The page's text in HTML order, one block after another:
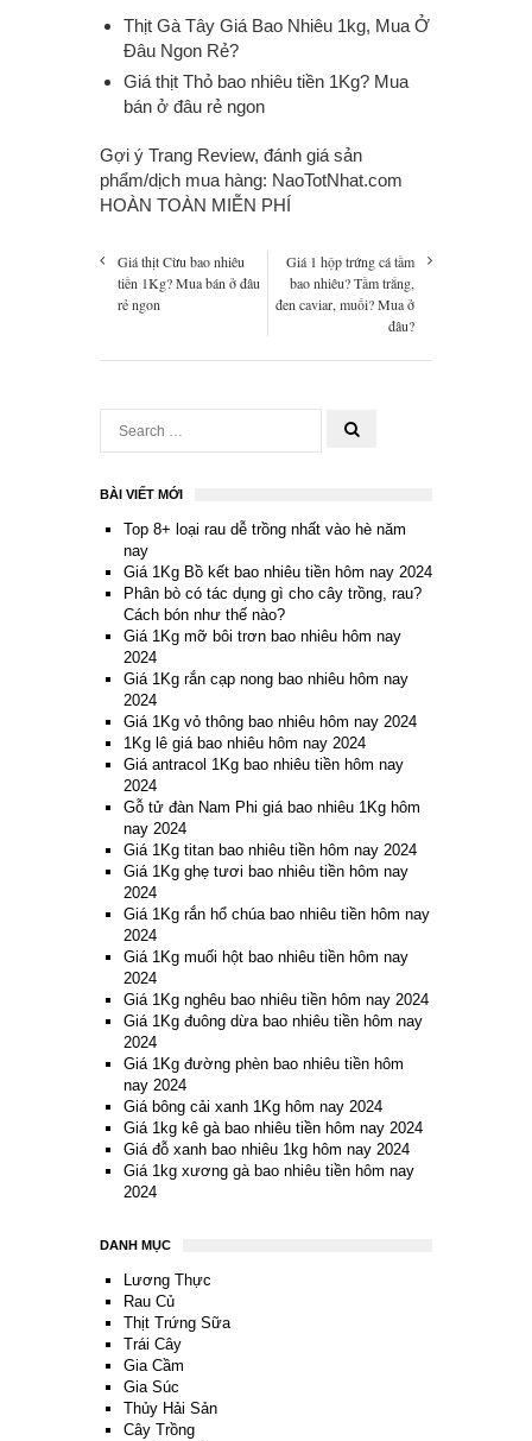
Thịt Gà Tây Giá Bao Nhiêu 1kg, Mua Ở
Đâu Ngon Rẻ?
Giá thịt Thỏ bao nhiêu tiền 1Kg? Mua
bán ở đâu rẻ ngon
Gợi ý Trang Review, đánh giá sản
phẩm/dịch mua hàng: NaoTotNhat.com
HOÀN TOÀN MIỄN PHÍ
Giá thịt Cừu bao nhiêu
tiền 1Kg? Mua bán ở đâu
rẻ ngon
Giá 1 hộp trứng cá tầm
bao nhiêu? Tầm trắng,
đen caviar, muối? Mua ở
đâu?
BÀI VIẾT MỚI
Top 8+ loại rau dễ trồng nhất vào hè năm
nay
Giá 1Kg Bồ kết bao nhiêu tiền hôm nay 2024
Phân bò có tác dụng gì cho cây trồng, rau?
Cách bón như thế nào?
Giá 1Kg mỡ bôi trơn bao nhiêu hôm nay
2024
Giá 1Kg rắn cạp nong bao nhiêu hôm nay
2024
Giá 1Kg vỏ thông bao nhiêu hôm nay 2024
1Kg lê giá bao nhiêu hôm nay 2024
Giá antracol 1Kg bao nhiêu tiền hôm nay
2024
Gỗ tử đàn Nam Phi giá bao nhiêu 1Kg hôm
nay 2024
Giá 1Kg titan bao nhiêu tiền hôm nay 2024
Giá 1Kg ghẹ tươi bao nhiêu tiền hôm nay
2024
Giá 1Kg rắn hổ chúa bao nhiêu tiền hôm nay
2024
Giá 1Kg muối hột bao nhiêu tiền hôm nay
2024
Giá 1Kg nghêu bao nhiêu tiền hôm nay 2024
Giá 1Kg đuông dừa bao nhiêu tiền hôm nay
2024
Giá 1Kg đường phèn bao nhiêu tiền hôm
nay 2024
Giá bông cải xanh 1Kg hôm nay 2024
Giá 1kg kê gà bao nhiêu tiền hôm nay 2024
Giá đỗ xanh bao nhiêu 1kg hôm nay 2024
Giá 1kg xương gà bao nhiêu tiền hôm nay
2024
DANH MỤC
Lương Thực
Rau Củ
Thịt Trứng Sữa
Trái Cây
Gia Cầm
Gia Súc
Thủy Hải Sản
Cây Trồng